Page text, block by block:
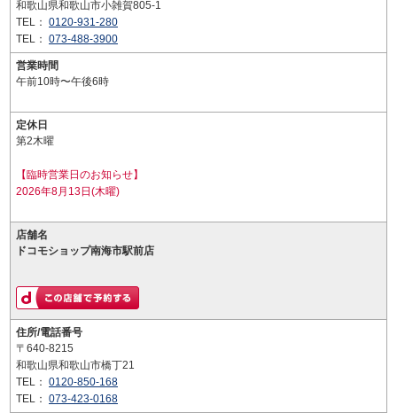
和歌山県和歌山市小雑賀805-1
TEL： 0120-931-280
TEL： 073-488-3900
営業時間
午前10時〜午後6時
定休日
第2木曜
【臨時営業日のお知らせ】
2026年8月13日(木曜)
店舗名
ドコモショップ南海市駅前店
住所/電話番号
〒640-8215
和歌山県和歌山市橋丁21
TEL： 0120-850-168
TEL： 073-423-0168